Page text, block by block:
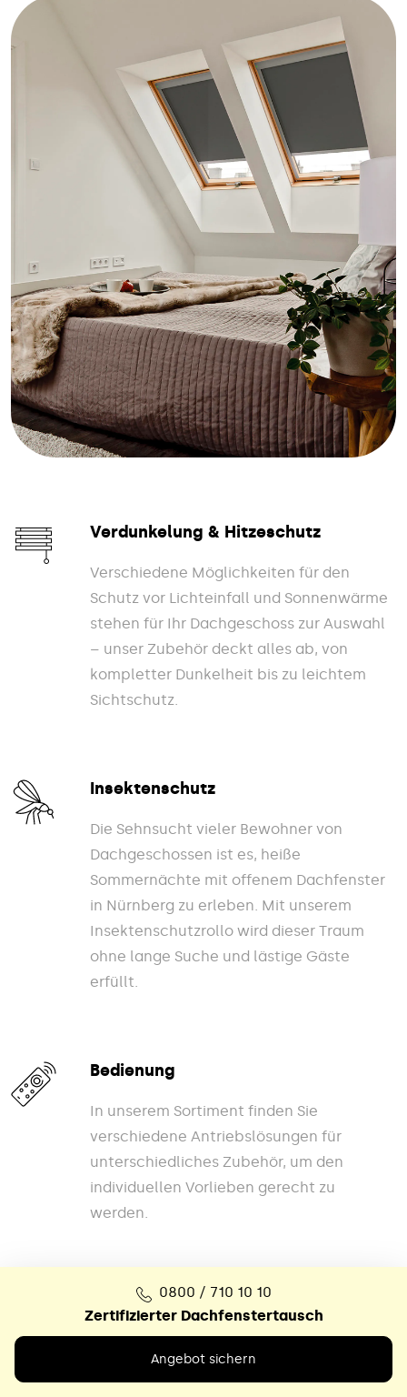
Verdunkelung & Hitzeschutz
Verschiedene Möglichkeiten für den
Schutz vor Lichteinfall und Sonnenwärme
stehen für Ihr Dachgeschoss zur Auswahl
– unser Zubehör deckt alles ab, von
kompletter Dunkelheit bis zu leichtem
Sichtschutz.
Insektenschutz
Die Sehnsucht vieler Bewohner von
Dachgeschossen ist es, heiße
Sommernächte mit offenem Dachfenster
in Nürnberg zu erleben. Mit unserem
Insektenschutzrollo wird dieser Traum
ohne lange Suche und lästige Gäste
erfüllt.
Bedienung
In unserem Sortiment finden Sie
verschiedene Antriebslösungen für
unterschiedliches Zubehör, um den
individuellen Vorlieben gerecht zu
werden.
0800 / 710 10 10
Zertifizierter Dachfenstertausch
Angebot sichern